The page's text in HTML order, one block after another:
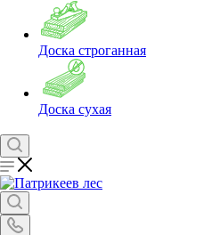
Доска строганная
Доска сухая